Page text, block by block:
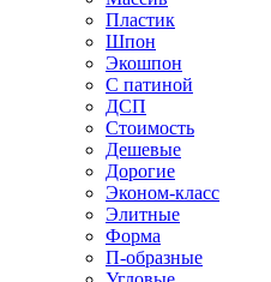
Пластик
Шпон
Экошпон
С патиной
ДСП
Стоимость
Дешевые
Дорогие
Эконом-класс
Элитные
Форма
П-образные